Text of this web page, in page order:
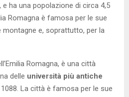
e ha una popolazione di circa 4,5
Romagna è famosa per le sue
montagne e, soprattutto, per la
Romagna, è una città
delle università più antiche
La città è famosa per le sue